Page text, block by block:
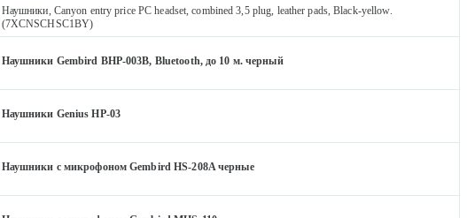
Наушники, Canyon entry price PC headset, combined 3,5 plug, leather pads, Black-yellow.
(7XCNSCHSC1BY)
Наушники Gembird BHP-003B, Bluetooth, до 10 м. черный
Наушники Genius HP-03
Наушники с микрофоном Gembird HS-208A черные